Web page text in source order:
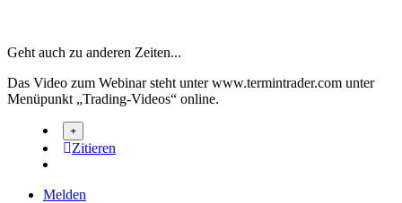
Geht auch zu anderen Zeiten...
Das Video zum Webinar steht unter www.termintrader.com unter
Menüpunkt „Trading-Videos“ online.
Zitieren
Melden